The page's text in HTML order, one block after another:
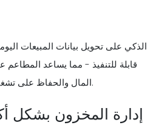
قابلة للتنفيذ - مما يساعد المطاعم
المال والحفاظ على تشغيل المطبخ بشكل أكثر كفاءة.
إدارة المخزون بشكل